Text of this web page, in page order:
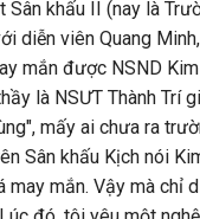
khấu II (nay là
diễn viên Quang
mắn được NSND
là NSƯT Thành Trí
mấy ai chưa ra
Sân khấu Kịch nói
mắn. Vậy mà chỉ